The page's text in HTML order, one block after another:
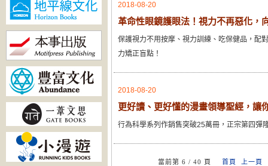
2018-08-20
革命性眼鏡護眼法！視力不再惡化，
保護視力不用按摩、視力訓練、吃保健品，配
力矯正盲點！
2018-08-20
更好讀、更好懂的漫畫領導聖經，讓
行為科學系列作銷售突破25萬冊，正宗第四彈
當前第 6 / 40 頁 首頁 上一頁